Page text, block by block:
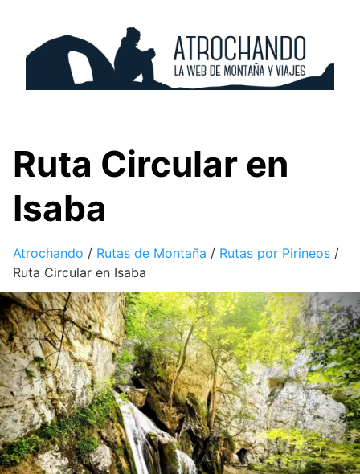
content
Ruta Circular en
Isaba
Atrochando / Rutas de Montaña / Rutas por Pirineos /
Ruta Circular en Isaba